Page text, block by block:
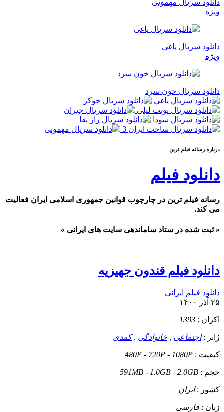
دانلود سریال مهمونی
ویژه
دانلود سریال یاغی
ویژه
دانلود سریال خون سرد
درباره رسانه فيلم ترين
دانلود فیلم
رسانه فیلم ترین در چارچوب قوانین جمهوری اسلامی ایران فعالیت
می کند.
« ثبت شده در ستاد ساماندهی سایت های ایرانی »
دانلود فیلم قندون جهیزیه
دانلود فیلم ایرانی
۲۵ آذر ۱۴۰۰
اکران : 1393
ژانر :اجتماعی خانوادگی ,کمدی
کيفيت : 480P - 720P - 1080P
حجم : 591MB - 1.0GB - 2.0GB
کشور :ایران
زبان : فارسی